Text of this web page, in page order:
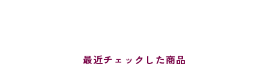
最近チェックした商品